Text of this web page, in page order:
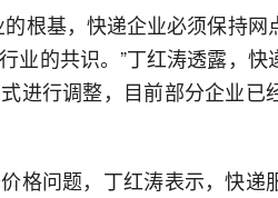
根基，快递企业必须保持
业的共识。”丁红涛透露，
进行调整，目前部分企业已
格问题，丁红涛表示，快递